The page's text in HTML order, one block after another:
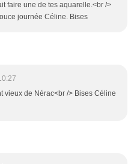
faire une de tes aquarelle.<br />
journée Céline. Bises
vieux de Nérac<br /> Bises Céline